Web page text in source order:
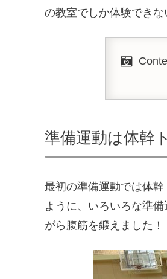
の教室でしか体験でき
準備運動は体幹
最初の準備運動では体
ように、いろいろな準
がら腹筋を鍛えました！